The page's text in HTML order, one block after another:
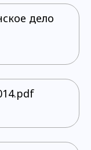
дело